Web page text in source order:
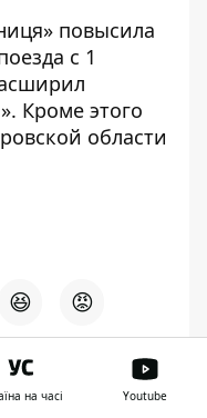
повысила
с 1
Кроме этого
области
😆 😡
ЗДОРОВЬЕ
на часі Youtube